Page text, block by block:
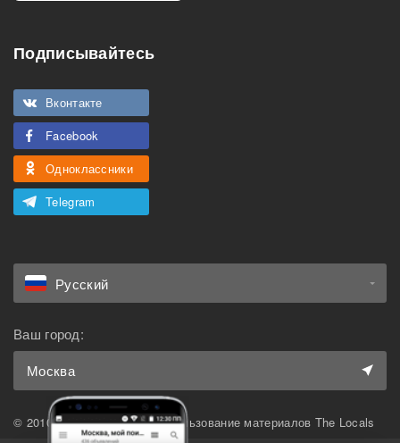
Подписывайтесь
Вконтакте
Facebook
Одноклассники
Telegram
Русский
Ваш город:
Москва
© 2010-2026 The Locals. Использование материалов The Locals